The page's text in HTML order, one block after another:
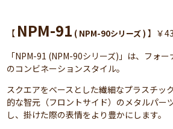
【 NPM-91 ( NPM-90シリーズ ) 】￥
「NPM-91 (NPM-90シリーズ)」は、フォ
のコンビネーションスタイル。
スクエアをベースとした繊細なプラスチッ
的な智元（フロントサイド）のメタルパー
し、掛けた際の表情をより豊かにします。